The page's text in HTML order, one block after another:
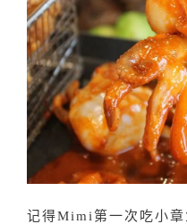
记得Mimi第一次吃小章